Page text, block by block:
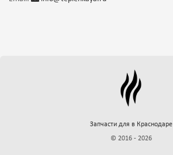
Запчасти для в Краснодаре
© 2016 - 2026